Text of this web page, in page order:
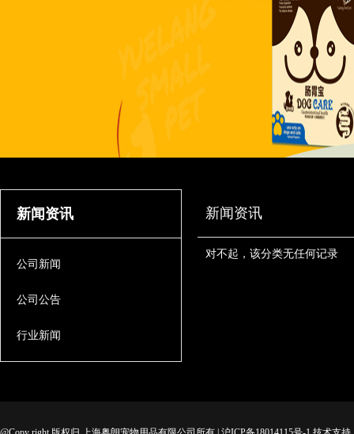
新闻资讯
公司新闻
公司公告
行业新闻
新闻资讯
对不起，该分类无任何记录